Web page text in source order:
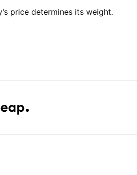
price determines its weight.